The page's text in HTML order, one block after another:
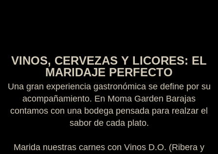
VINOS, CERVEZAS Y LICORES: EL
MARIDAJE PERFECTO
Una gran experiencia gastronómica se define por su
acompañamiento. En Moma Garden Barajas
contamos con una bodega pensada para realzar el
sabor de cada plato.
Marida nuestras carnes con Vinos D.O. (Ribera y